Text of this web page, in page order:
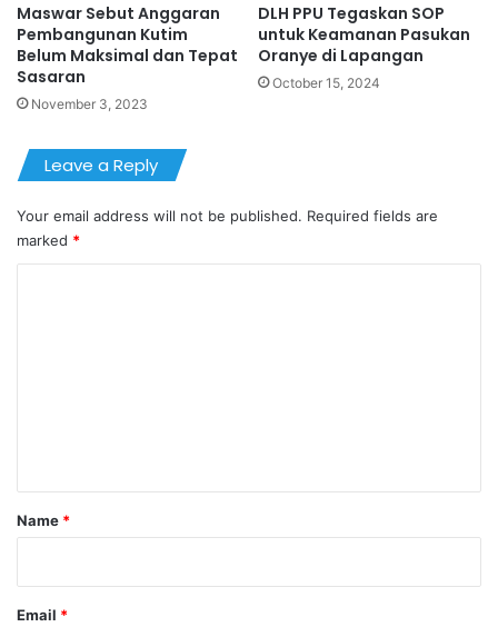
Maswar Sebut Anggaran
Pembangunan Kutim
Belum Maksimal dan Tepat
Sasaran
November 3, 2023
DLH PPU Tegaskan SOP
untuk Keamanan Pasukan
Oranye di Lapangan
October 15, 2024
Leave a Reply
Your email address will not be published. Required fields are
marked *
*
Name *
Email *